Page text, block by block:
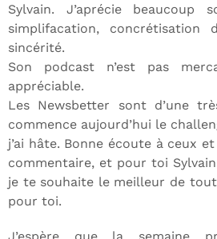
Sylvain. J’aprécie beaucoup
simplifacation, concrétisation
sincérité.
Son podcast n’est pas
appréciable.
Les Newsbetter sont d’une
commence aujourd’hui le
j’ai hâte. Bonne écoute à ceux
commentaire, et pour toi
je te souhaite le meilleur de
pour toi.